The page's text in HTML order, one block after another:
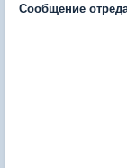
Сообщение